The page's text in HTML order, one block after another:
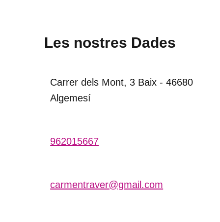
Les nostres Dades
Carrer dels Mont, 3 Baix - 46680
Algemesí
962015667
carmentraver@gmail.com